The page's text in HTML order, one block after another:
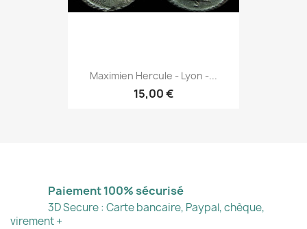
Maximien Hercule - Lyon -...
15,00 €
Paiement 100% sécurisé
3D Secure : Carte bancaire, Paypal, chèque,
virement +